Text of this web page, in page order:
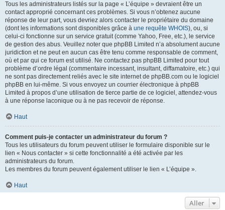
Tous les administrateurs listés sur la page « L’équipe » devraient être un
contact approprié concernant ces problèmes. Si vous n’obtenez aucune
réponse de leur part, vous devriez alors contacter le propriétaire du domaine
(dont les informations sont disponibles grâce à une requête WHOIS), ou, si
celui-ci fonctionne sur un service gratuit (comme Yahoo, Free, etc.), le service
de gestion des abus. Veuillez noter que phpBB Limited n’a absolument aucune
juridiction et ne peut en aucun cas être tenu comme responsable de comment,
où et par qui ce forum est utilisé. Ne contactez pas phpBB Limited pour tout
problème d’ordre légal (commentaire incessant, insultant, diffamatoire, etc.) qui
ne sont pas directement reliés avec le site internet de phpBB.com ou le logiciel
phpBB en lui-même. Si vous envoyez un courrier électronique à phpBB
Limited à propos d’une utilisation de tierce partie de ce logiciel, attendez-vous
à une réponse laconique ou à ne pas recevoir de réponse.
Haut
Comment puis-je contacter un administrateur du forum ?
Tous les utilisateurs du forum peuvent utiliser le formulaire disponible sur le
lien « Nous contacter » si cette fonctionnalité a été activée par les
administrateurs du forum.
Les membres du forum peuvent également utiliser le lien « L’équipe ».
Haut
Aller